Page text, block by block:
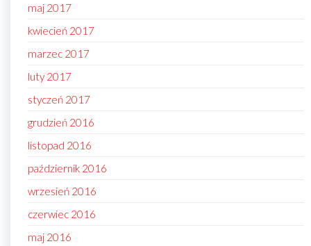
maj 2017
kwiecień 2017
marzec 2017
luty 2017
styczeń 2017
grudzień 2016
listopad 2016
październik 2016
wrzesień 2016
czerwiec 2016
maj 2016